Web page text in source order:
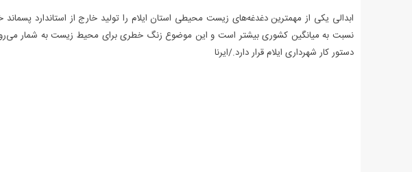
ابدالی یکی از مهمترین دغدغه‌های زیست محیطی استان ایلام را تولید خارج از استاندارد پسماند
نسبت به میانگین کشوری بیشتر است و این موضوع زنگ خطری برای محیط زیست به شمار می‌رود
دستور کار شهرداری ایلام قرار دارد./ایرنا